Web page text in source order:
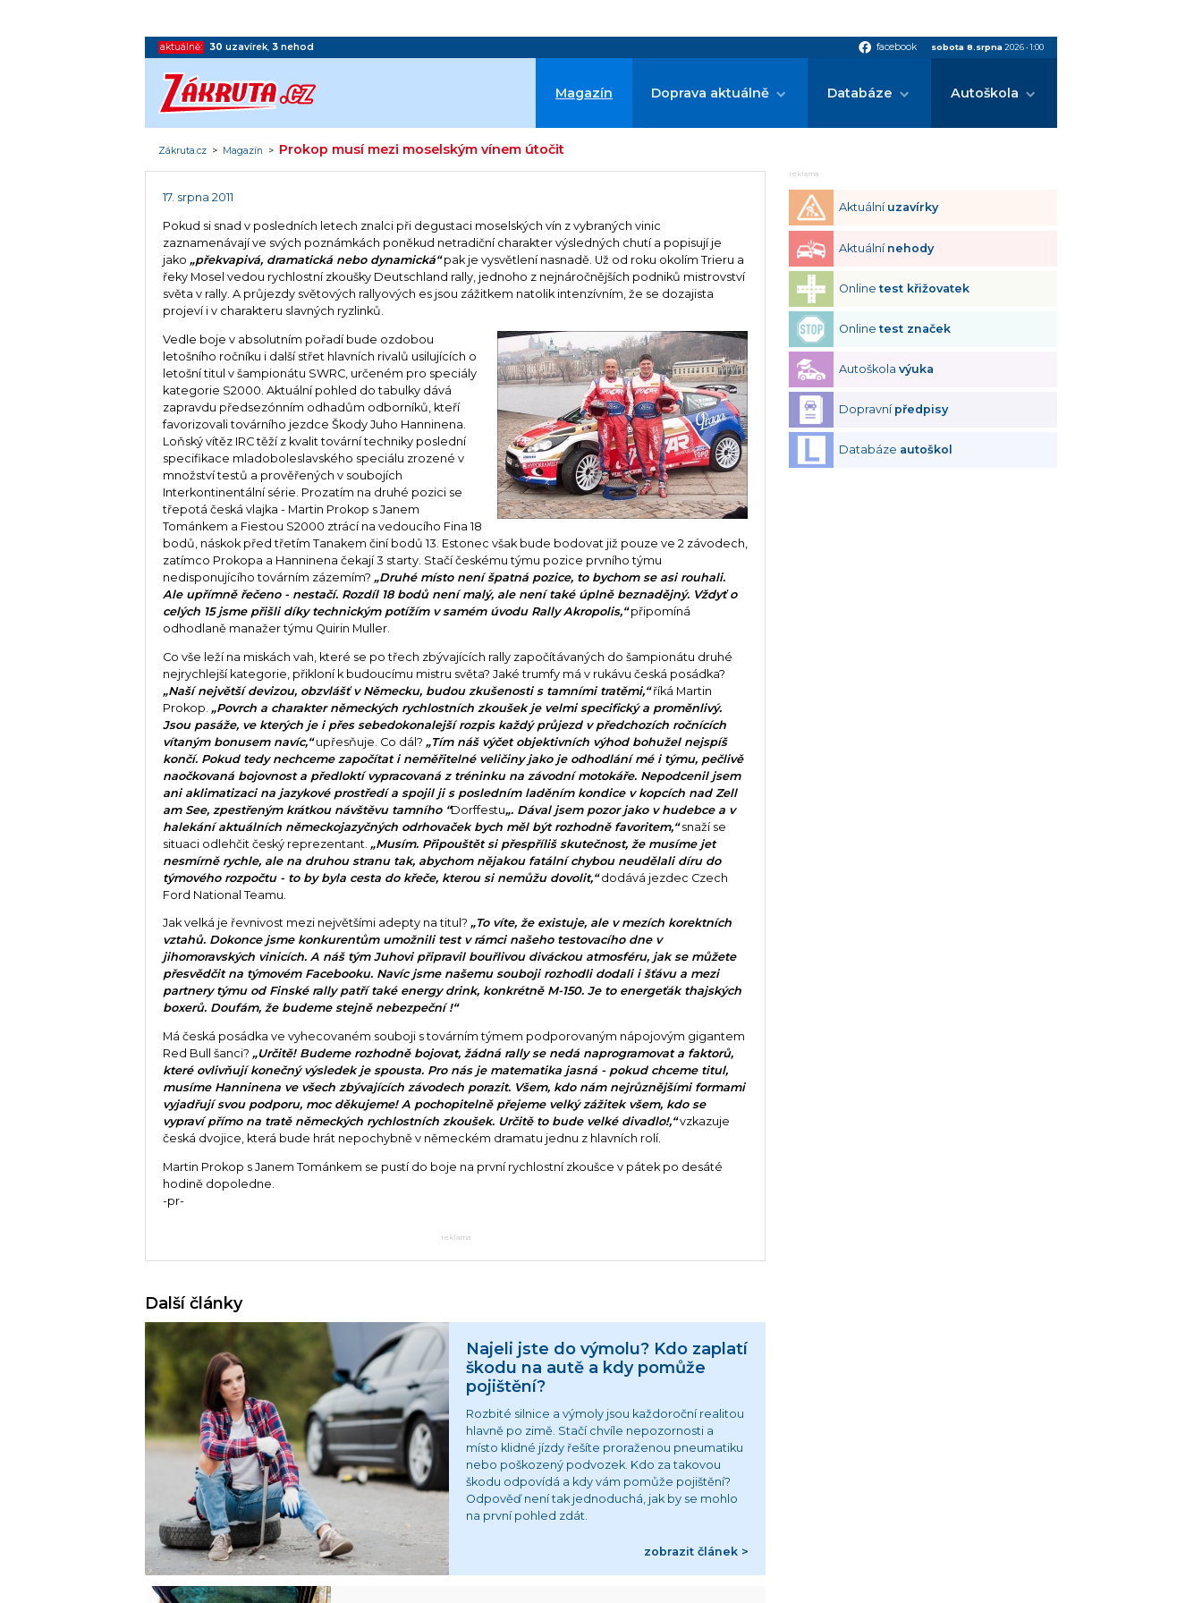
aktuálně: 30 uzavírek, 3 nehod facebook facebook sobota 8.srpna 2026•1:00
Magazín Doprava aktuálně Databáze Autoškola
Zákruta.cz > Magazín > Prokop musí mezi moselským vínem útočit
17. srpna 2011
Pokud si snad v posledních letech znalci při degustaci moselských vín z vybraných vinic
zaznamenávají ve svých poznámkách poněkud netradiční charakter výsledných chutí a popisují je
jako„překvapivá, dramatická nebo dynamická“pak je vysvětlení nasnadě. Už od roku okolím Trieru a
řeky Mosel vedou rychlostní zkoušky Deutschland rally, jednoho z nejnáročnějších podniků mistrovství
světa v rally. A průjezdy světových rallyových es jsou zážitkem natolik intenzívním, že se dozajista
projeví i v charakteru slavných ryzlinků.
Vedle boje v absolutním pořadí bude ozdobou
letošního ročníku i další střet hlavních rivalů usilujících o
letošní titul v šampionátu SWRC, určeném pro speciály
kategorie S2000. Aktuální pohled do tabulky dává
zapravdu předsezónním odhadům odborníků, kteří
favorizovali továrního jezdce Škody Juho Hanninena.
Loňský vítěz IRC těží z kvalit tovární techniky poslední
specifikace mladoboleslavského speciálu zrozené v
množství testů a prověřených v soubojích
Interkontinentální série. Prozatím na druhé pozici se
třepotá česká vlajka - Martin Prokop s Janem
Tománkem a Fiestou S2000 ztrácí na vedoucího Fina 18
bodů, náskok před třetím Tanakem činí bodů 13. Estonec však bude bodovat již pouze ve 2 závodech,
zatímco Prokopa a Hanninena čekají 3 starty. Stačí českému týmu pozice prvního týmu
nedisponujícího továrním zázemím? „Druhé místo není špatná pozice, to bychom se asi rouhali.
Ale upřímně řečeno - nestačí. Rozdíl 18 bodů není malý, ale není také úplně beznadějný. Vždyť o
celých 15 jsme přišli díky technickým potížím v samém úvodu Rally Akropolis,“připomíná
odhodlaně manažer týmu Quirin Muller.
Co vše leží na miskách vah, které se po třech zbývajících rally započítávaných do šampionátu druhé
nejrychlejší kategorie, přikloní k budoucímu mistru světa? Jaké trumfy má v rukávu česká posádka?
„Naší největší devizou, obzvlášť v Německu, budou zkušenosti s tamními tratěmi,“říká Martin
Prokop. „Povrch a charakter německých rychlostních zkoušek je velmi specifický a proměnlivý.
Jsou pasáže, ve kterých je i přes sebedokonalejší rozpis každý průjezd v předchozích ročnících
vítaným bonusem navíc,“upřesňuje. Co dál? „Tím náš výčet objektivních výhod bohužel nejspíš
končí. Pokud tedy nechceme započítat i neměřitelné veličiny jako je odhodlání mé i týmu, pečlivě
naočkovaná bojovnost a předloktí vypracovaná z tréninku na závodní motokáře. Nepodcenil jsem
ani aklimatizaci na jazykové prostředí a spojil ji s posledním laděním kondice v kopcích nad Zell
am See, zpestřeným krátkou návštěvu tamního “Dorffestu„. Dával jsem pozor jako v hudebce a v
halekání aktuálních německojazyčných odrhovaček bych měl být rozhodně favoritem,“snaží se
situaci odlehčit český reprezentant. „Musím. Připouštět si přespříliš skutečnost, že musíme jet
nesmírně rychle, ale na druhou stranu tak, abychom nějakou fatální chybou neudělali díru do
týmového rozpočtu - to by byla cesta do křeče, kterou si nemůžu dovolit,“dodává jezdec Czech
Ford National Teamu.
Jak velká je řevnivost mezi největšími adepty na titul?„To víte, že existuje, ale v mezích korektních
vztahů. Dokonce jsme konkurentům umožnili test v rámci našeho testovacího dne v
jihomoravských vinicích. A náš tým Juhovi připravil bouřlivou diváckou atmosféru, jak se můžete
přesvědčit na týmovém Facebooku. Navíc jsme našemu souboji rozhodli dodali i šťávu a mezi
partnery týmu od Finské rally patří také energy drink, konkrétně M-150. Je to energeťák thajských
boxerů. Doufám, že budeme stejně nebezpeční !“
Má česká posádka ve vyhecovaném souboji s továrním týmem podporovaným nápojovým gigantem
Red Bull šanci?„Určitě! Budeme rozhodně bojovat, žádná rally se nedá naprogramovat a faktorů,
které ovlivňují konečný výsledek je spousta. Pro nás je matematika jasná - pokud chceme titul,
musíme Hanninena ve všech zbývajících závodech porazit. Všem, kdo nám nejrůznějšími formami
vyjadřují svou podporu, moc děkujeme! A pochopitelně přejeme velký zážitek všem, kdo se
vypraví přímo na tratě německých rychlostních zkoušek. Určitě to bude velké divadlo!,“vzkazuje
česká dvojice, která bude hrát nepochybně v německém dramatu jednu z hlavních rolí.
Martin Prokop s Janem Tománkem se pustí do boje na první rychlostní zkoušce v pátek po desáté
hodině dopoledne.
-pr-
reklama
Další články
Najeli jste do výmolu? Kdo zaplatí
škodu na autě a kdy pomůže
pojištění?
Rozbité silnice a výmoly jsou každoroční realitou
hlavně po zimě. Stačí chvíle nepozornosti a
místo klidné jízdy řešíte proraženou pneumatiku
nebo poškozený podvozek. Kdo za takovou
škodu odpovídá a kdy vám pomůže pojištění?
Odpověď není tak jednoduchá, jak by se mohlo
na první pohled zdát.
zobrazit článek >
reklama
Aktuální uzavírky
Aktuální nehody
Onlinetest křižovatek
Onlinetest značek
Autoškolavýuka
Dopravní předpisy
Databáze autoškol